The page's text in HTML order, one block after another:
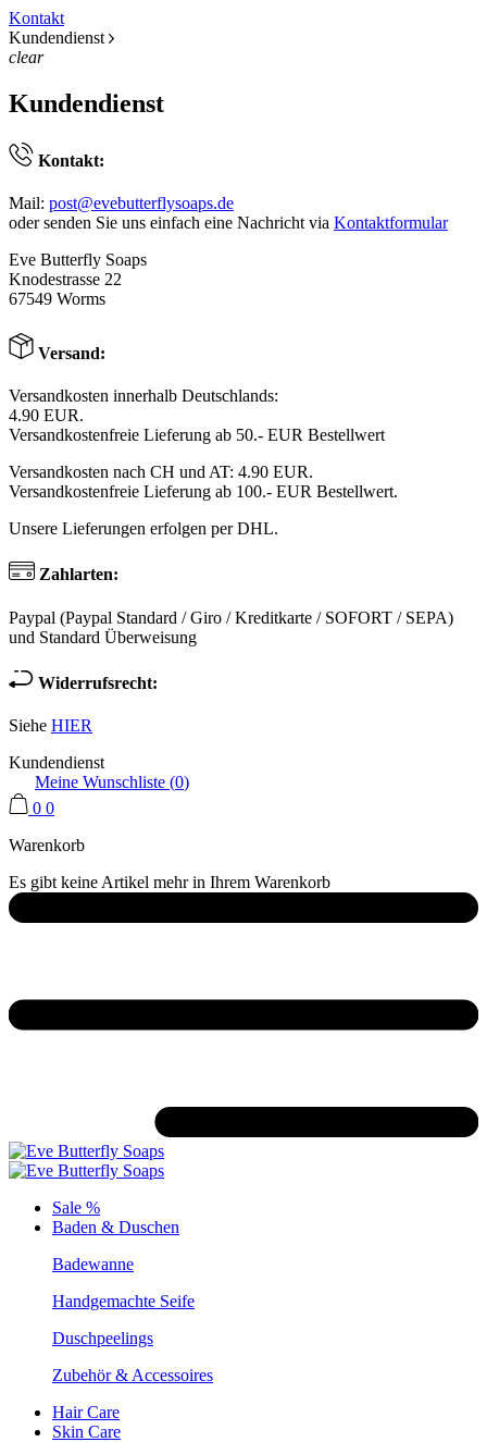
Kontakt
Kundendienst
clear
Kundendienst
Kontakt:
Mail: post@evebutterflysoaps.de
oder senden Sie uns einfach eine Nachricht via Kontaktformular
Eve Butterfly Soaps
Knodestrasse 22
67549 Worms
Versand:
Versandkosten innerhalb Deutschlands:
4.90 EUR.
Versandkostenfreie Lieferung ab 50.- EUR Bestellwert
Versandkosten nach CH und AT: 4.90 EUR.
Versandkostenfreie Lieferung ab 100.- EUR Bestellwert.
Unsere Lieferungen erfolgen per DHL.
Zahlarten:
Paypal (Paypal Standard / Giro / Kreditkarte / SOFORT / SEPA)
und Standard Überweisung
Widerrufsrecht:
Siehe HIER
Kundendienst
Meine Wunschliste (0)
0 0
Warenkorb
Es gibt keine Artikel mehr in Ihrem Warenkorb
Sale %
Baden & Duschen
Badewanne
Handgemachte Seife
Duschpeelings
Zubehör & Accessoires
Hair Care
Skin Care